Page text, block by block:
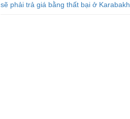
sẽ phải trả giá bằng thất bại ở Karabakh